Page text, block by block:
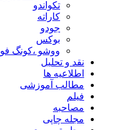
تکواندو
کاراته
جودو
بوکس
ووشو ،کونگ فو
نقد و تحلیل
اطلاعیه ها
مطالب آموزشی
فیلم
مصاحبه
مجله چاپی